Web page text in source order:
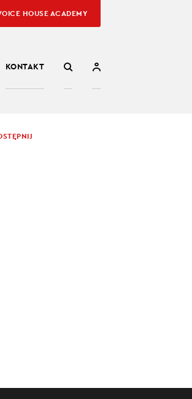
KONTAKT
HOUSE ACADEMY